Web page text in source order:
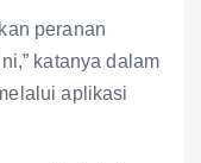
peranan
katanya dalam
aplikasi